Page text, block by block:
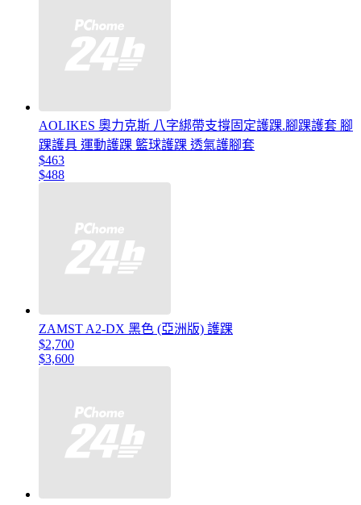
AOLIKES 奧力克斯 八字綁帶支撐固定護踝.腳踝護套 腳
踝護具 運動護踝 籃球護踝 透氣護腳套
$463
$488
ZAMST A2-DX 黑色 (亞洲版) 護踝
$2,700
$3,600